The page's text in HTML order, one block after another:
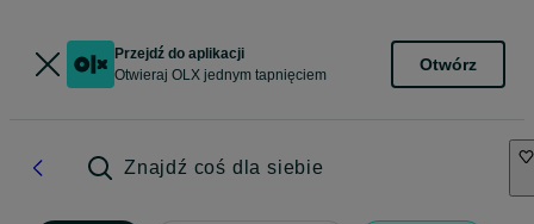
Przejdź do aplikacji
Otwieraj OLX jednym tapnięciem
Otwórz
Znajdź coś dla siebie